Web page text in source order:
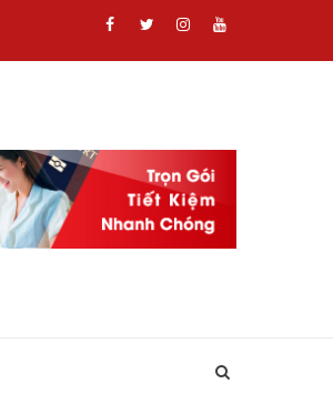
Facebook
TwitterInstagram
Youtube